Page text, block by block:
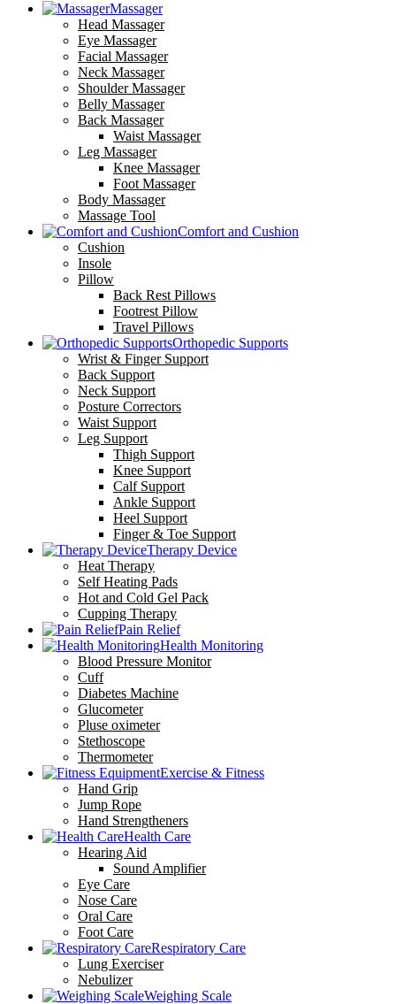
Massager
Head Massager
Eye Massager
Facial Massager
Neck Massager
Shoulder Massager
Belly Massager
Back Massager
Waist Massager
Leg Massager
Knee Massager
Foot Massager
Body Massager
Massage Tool
Comfort and Cushion
Cushion
Insole
Pillow
Back Rest Pillows
Footrest Pillow
Travel Pillows
Orthopedic Supports
Wrist & Finger Support
Back Support
Neck Support
Posture Correctors
Waist Support
Leg Support
Thigh Support
Knee Support
Calf Support
Ankle Support
Heel Support
Finger & Toe Support
Therapy Device
Heat Therapy
Self Heating Pads
Hot and Cold Gel Pack
Cupping Therapy
Pain Relief
Health Monitoring
Blood Pressure Monitor
Cuff
Diabetes Machine
Glucometer
Pluse oximeter
Stethoscope
Thermometer
Exercise & Fitness
Hand Grip
Jump Rope
Hand Strengtheners
Health Care
Hearing Aid
Sound Amplifier
Eye Care
Nose Care
Oral Care
Foot Care
Respiratory Care
Lung Exerciser
Nebulizer
Weighing Scale